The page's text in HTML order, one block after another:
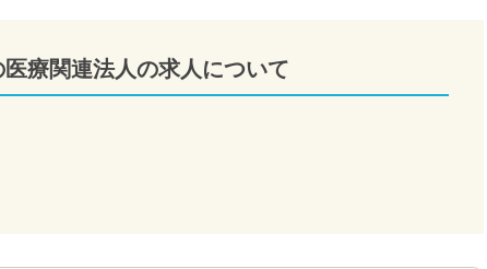
療関連法人の求人について